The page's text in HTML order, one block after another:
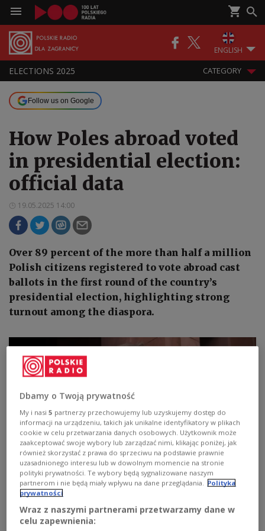
ENGLISH
ELECTIONS 2025 CATEGORY
Follow us on Google
How Poles abroad voted
in presidential election:
official data
19.05.2025 14:00
Over 89 percent of the more than half a million
Polish citizens registered to vote abroad cast
ballots in the first round of the country’s
presidential election, highlighting strong
turnout among the diaspora.
Polish foreign ministry spokesman Paweł Wroński. PAP/Leszek Szymański
Voter turnout among Polish citizens abroad was
89.21 percent, according to the foreign ministry in
Dbamy o Twoją prywatność
My i nasi5 partnerzy przechowujemy lub uzyskujemy dostęp do
informacji na urządzeniu, takich jak unikalne identyfikatory w plikach
cookie w celu przetwarzania danych osobowych. Użytkownik może
zaakceptować swoje wybory lub zarządzać nimi, klikając poniżej, jak
również skorzystać z prawa do sprzeciwu na podstawie prawnie
uzasadnionego interesu lub w dowolnym momencie na stronie
polityki prywatności. Te wybory będą sygnalizowane naszym
partnerom i nie będą miały wpływu na dane przeglądania. Polityka
prywatności
Wraz z naszymi partnerami przetwarzamy dane w
celu zapewnienia: